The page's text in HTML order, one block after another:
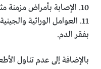
10. الإصابة بأمراض مزمنة مثل الفشل الكلوي.
11. العوامل الوراثية
بفقر الدم.
بالإضافة إلى عدم تناول